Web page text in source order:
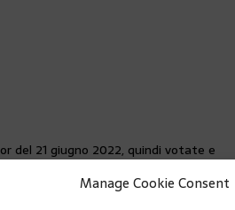
Manage Cookie Consent
del 21 giugno 2022, quindi votate e